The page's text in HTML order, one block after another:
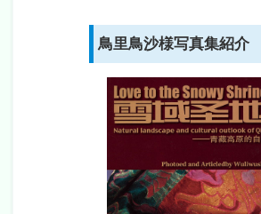
鳥里鳥沙様写真集紹介